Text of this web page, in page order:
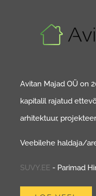
Avitan Majad OÜ on
kapitalil rajatud
arhitektuur,
Veebilehe haldaja/
SUVY.EE - Parimad